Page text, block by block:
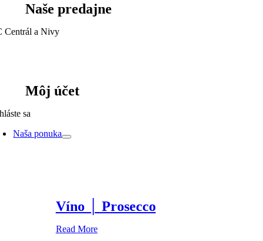
Naše predajne
Centrál a Nivy
Môj účet
sa
Naša ponuka
Víno │ Prosecco
Read More